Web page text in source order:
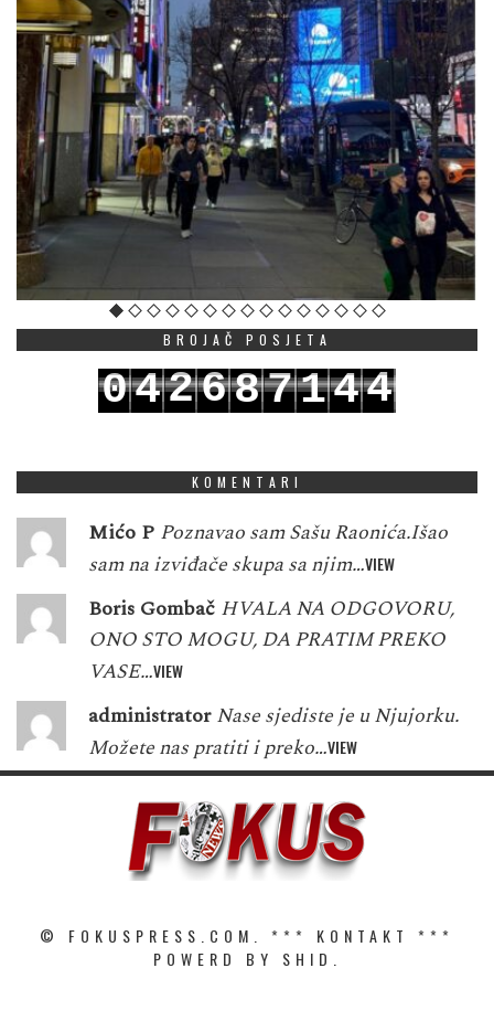
BROJAČ POSJETA
042687144
KOMENTARI
Mićo P Poznavao sam Sašu Raonića.Išao
sam na izviđače skupa sa njim…VIEW
Boris Gombač HVALA NA ODGOVORU,
ONO STO MOGU, DA PRATIM PREKO
VASE…VIEW
administrator Nase sjediste je u Njujorku.
Možete nas pratiti i preko…VIEW
© FOKUSPRESS.COM. *** KONTAKT
***
POWERD BY SHID.